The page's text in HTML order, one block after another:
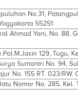
No.31,
55251
Ahmad Yani, No. 88,
129, Tugu,
Sumantri No. 94,
No. 155 RT. 023/RW.
Nomor No. 285, Kel.